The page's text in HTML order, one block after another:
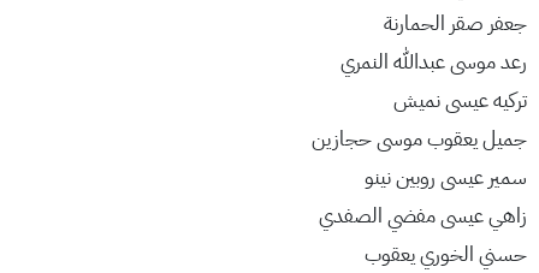
جعفر صقر الحمارنة
رعد موسى عبدالله النمري
تركيه عيسى نميش
جميل يعقوب موسى حجازين
سمير عيسى روبين نينو
زاهي عيسى مفضي الصفدي
حسني الخوري يعقوب